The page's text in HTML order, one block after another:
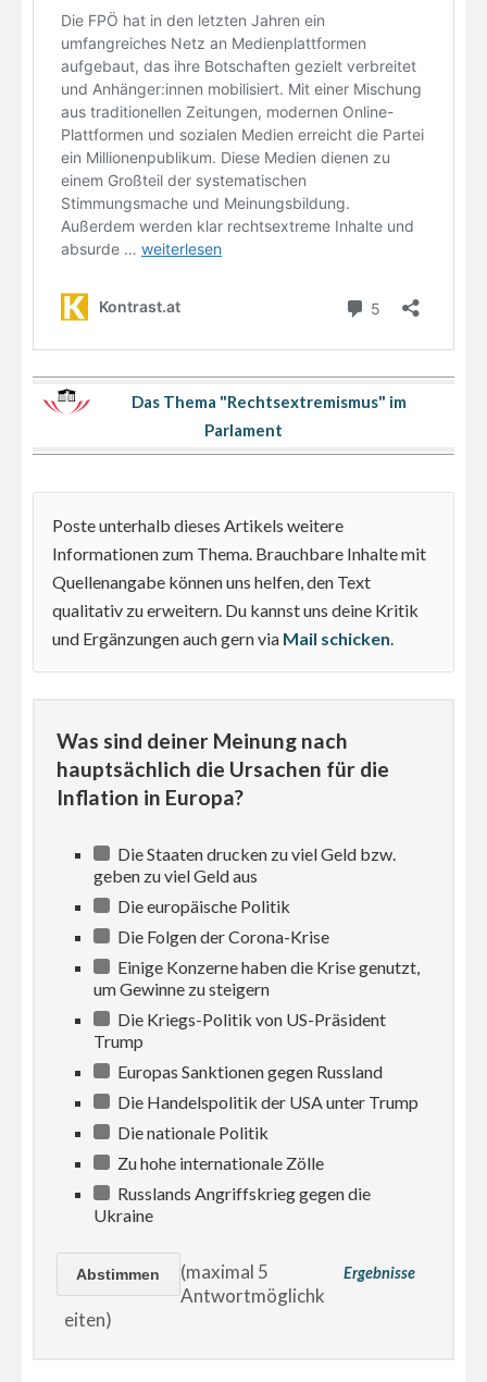
Das Thema "Rechtsextremismus" im
Parlament
Poste unterhalb dieses Artikels weitere
Informationen zum Thema. Brauchbare Inhalte mit
Quellenangabe können uns helfen, den Text
qualitativ zu erweitern. Du kannst uns deine Kritik
und Ergänzungen auch gern via Mail schicken.
Was sind deiner Meinung nach
hauptsächlich die Ursachen für die
Inflation in Europa?
Die Staaten drucken zu viel Geld bzw.
geben zu viel Geld aus
Die europäische Politik
Die Folgen der Corona-Krise
Einige Konzerne haben die Krise genutzt,
um Gewinne zu steigern
Die Kriegs-Politik von US-Präsident
Trump
Europas Sanktionen gegen Russland
Die Handelspolitik der USA unter Trump
Die nationale Politik
Zu hohe internationale Zölle
Russlands Angriffskrieg gegen die
Ukraine
Ergebnisse
(maximal 5
Antwortmöglichk
eiten)